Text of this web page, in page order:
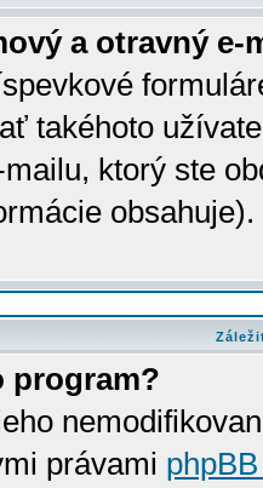
a otravný e-
takéhoto
ktorý ste
program?
právami